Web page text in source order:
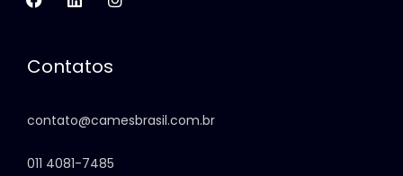
Contatos
contato@camesbrasil.com.br
011 4081-7485